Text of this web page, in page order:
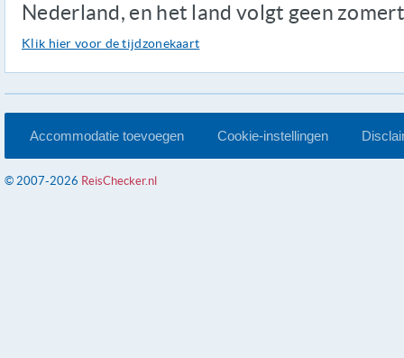
Nederland, en het land volgt geen
Klik hier voor de tijdzonekaart
Accommodatie toevoegen Cookie-instellingen
© 2007-2026 ReisChecker.nl